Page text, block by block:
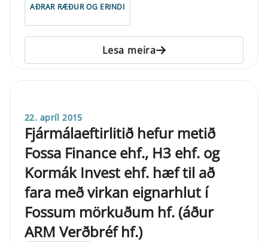
AÐRAR RÆÐUR OG ERINDI
Lesa meira
22. apríl 2015
Fjármálaeftirlitið hefur metið
Fossa Finance ehf., H3 ehf. og
Kormák Invest ehf. hæf til að
fara með virkan eignarhlut í
Fossum mörkuðum hf. (áður
ARM Verðbréf hf.)